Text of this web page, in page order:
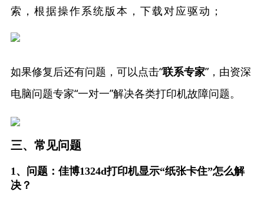
索，根据操作系统版本，下载对应驱动；
如果修复后还有问题，可以点击“联系专家”，由资深
电脑问题专家“一对一”解决各类打印机故障问题。
三、常见问题
1、问题：佳博1324d打印机显示“纸张卡住”怎么解
决？